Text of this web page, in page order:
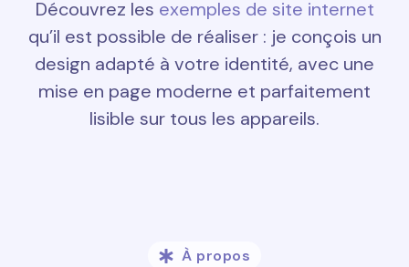
Découvrez les exemples de site internet
qu’il est possible de réaliser : je conçois un
design adapté à votre identité, avec une
mise en page moderne et parfaitement
lisible sur tous les appareils.
À propos